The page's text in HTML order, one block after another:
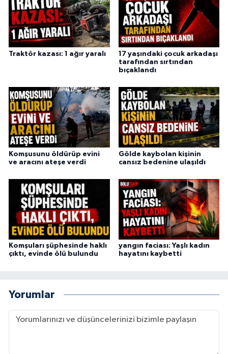
Traktör kazası: 1 ağır yaralı
17 yaşındaki çocuk arkadaşı
tarafından sırtından
bıçaklandı
Komşusunu öldürüp evini
ve aracını ateşe verdi
Gölde kaybolan kişinin
cansız bedenine ulaşıldı
Komşuları şüphesinde haklı
çıktı, evinde ölü bulundu
yangın faciası: Yaşlı kadın
hayatını kaybetti
Yorumlar